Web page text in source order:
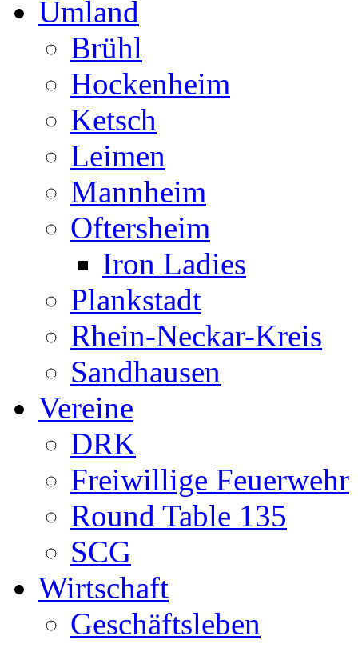
Umland
Brühl
Hockenheim
Ketsch
Leimen
Mannheim
Oftersheim
Iron Ladies
Plankstadt
Rhein-Neckar-Kreis
Sandhausen
Vereine
DRK
Freiwillige Feuerwehr
Round Table 135
SCG
Wirtschaft
Geschäftsleben